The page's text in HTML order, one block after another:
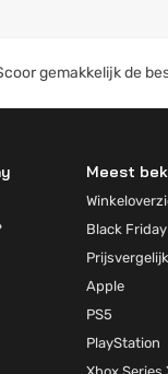
gemakkelijk de
Meest
Black
Apple
PS5
PlayStation